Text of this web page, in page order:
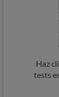
Haz
tests